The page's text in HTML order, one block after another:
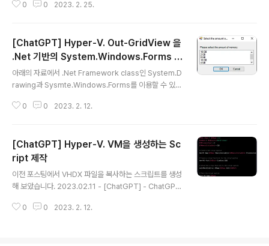
tem.Windows.Forms 로 변경 아래의 자료에서 .Net F
Sample을 제공하고 있습니다. Selecting items from
a list box - PowerShell | Microsoft Learn Add-T
ype -AssemblyName Syste blog.limcm.kr 이전
포스팅에 이어서 이전에 작성된 스크립트를 병합하여..
0 0 2023. 2. 25.
[ChatGPT] Hyper-V. Out-GridView 을
.Net 기반의 System.Windows.Forms 로
변경
아래의 자료에서 .Net Framework class인 System.D
rawing과 Sysmte.Windows.Forms를 이용할 수 있는
ecting items from a list box - PowerShell | Micro
stem.Drawing $form = New-Object System.Win
dows.Forms.Form $form.Text = 'Select a Comp
uter' $form.Size = New-Object System.Drawin
g.Size(300,200) $form.S..
0 0 2023. 2. 12.
[ChatGPT] Hyper-V. VM을 생성하는 Sc
ript 제작
이전 포스팅에서 VHDX 파일을 복사하는 스크립트를 생성
해 보았습니다. 2023.02.11 - [ChatGPT] - ChatGPT.
당 경로로 복사해 주는 스크립트 생성 이번에는 VM을 생
0 0 2023. 2. 12.